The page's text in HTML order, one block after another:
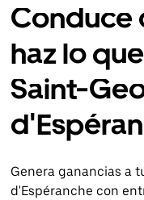
Conduce
haz lo
Saint-
Genera ganancias a
d'Espéranche con